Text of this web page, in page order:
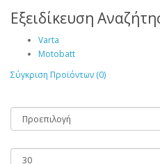
Εξειδίκευση
Varta
Motobatt
Σύγκριση Προϊόντων (0)